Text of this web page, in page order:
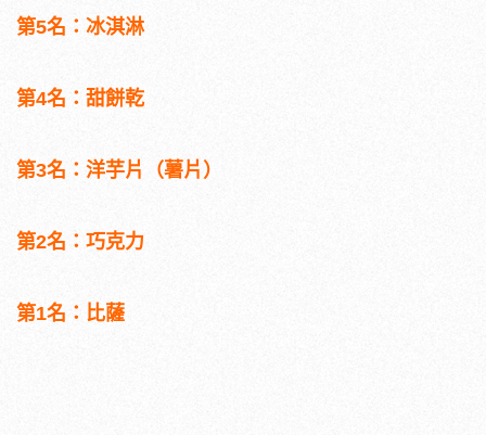
第5名：冰淇淋
第4名：甜餅乾
第3名：洋芋片（薯片）
第2名：巧克力
第1名：比薩